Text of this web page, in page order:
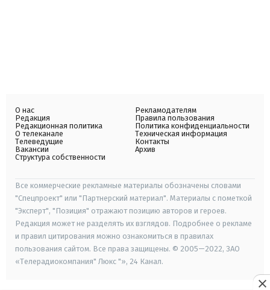
О нас
Редакция
Редакционная политика
О телеканале
Телеведущие
Вакансии
Структура собственности
Рекламодателям
Правила пользования
Политика конфиденциальности
Техническая информация
Контакты
Архив
Все коммерческие рекламные материалы обозначены словами
"Спецпроект" или "Партнерский материал". Материалы с пометкой
"Эксперт", "Позиция" отражают позицию авторов и героев.
Редакция может не разделять их взглядов. Подробнее о рекламе
и правил цитирования можно ознакомиться в правилах
пользования сайтом. Все права защищены. © 2005—2022, ЗАО
«Телерадиокомпания" Люкс "», 24 Канал.